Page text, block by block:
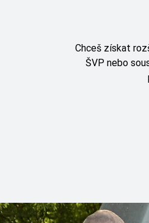
Chceš získat
ŠVP nebo